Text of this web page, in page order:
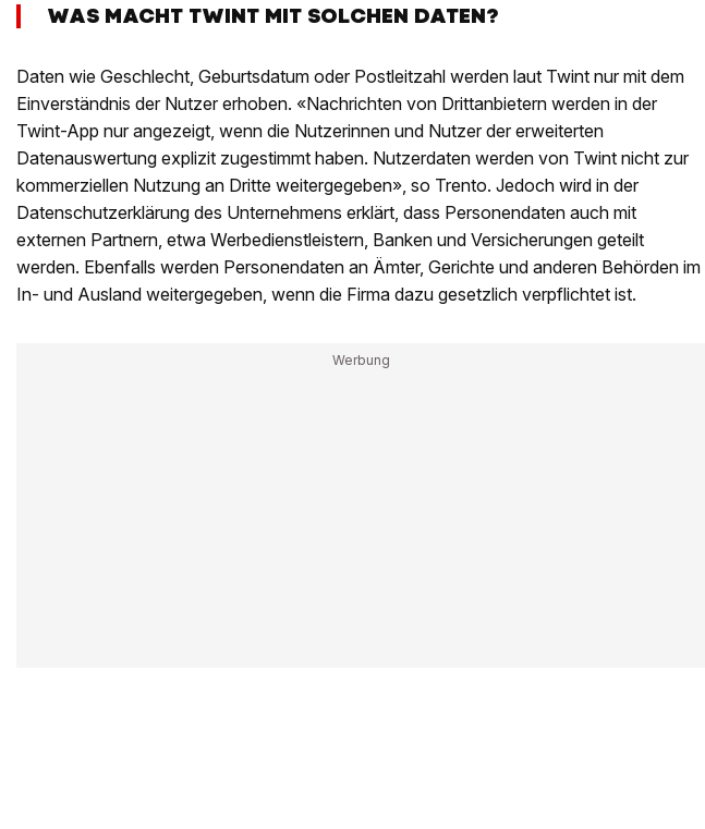
WAS MACHT TWINT MIT SOLCHEN DATEN?
Daten wie Geschlecht, Geburtsdatum oder Postleitzahl werden laut Twint nur mit dem
Einverständnis der Nutzer erhoben. «Nachrichten von Drittanbietern werden in der
Twint-App nur angezeigt, wenn die Nutzerinnen und Nutzer der erweiterten
Datenauswertung explizit zugestimmt haben. Nutzerdaten werden von Twint nicht zur
kommerziellen Nutzung an Dritte weitergegeben», so Trento. Jedoch wird in der
Datenschutzerklärung des Unternehmens erklärt, dass Personendaten auch mit
externen Partnern, etwa Werbedienstleistern, Banken und Versicherungen geteilt
werden. Ebenfalls werden Personendaten an Ämter, Gerichte und anderen Behörden im
In- und Ausland weitergegeben, wenn die Firma dazu gesetzlich verpflichtet ist.